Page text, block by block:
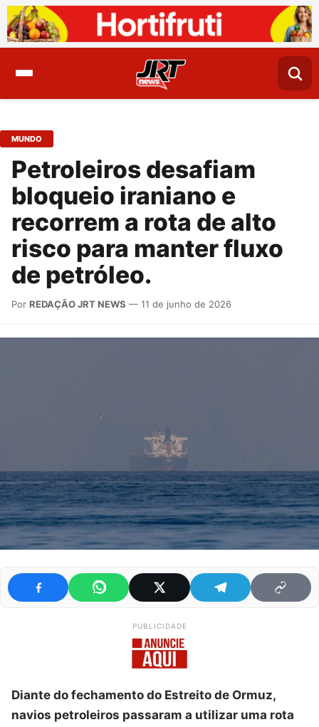
MUNDO
Petroleiros desafiam
bloqueio iraniano e
recorrem a rota de alto
risco para manter fluxo
de petróleo.
Por REDAÇÃO JRT NEWS — 11 de junho de 2026
PUBLICIDADE
Diante do fechamento do Estreito de Ormuz,
navios petroleiros passaram a utilizar uma rota